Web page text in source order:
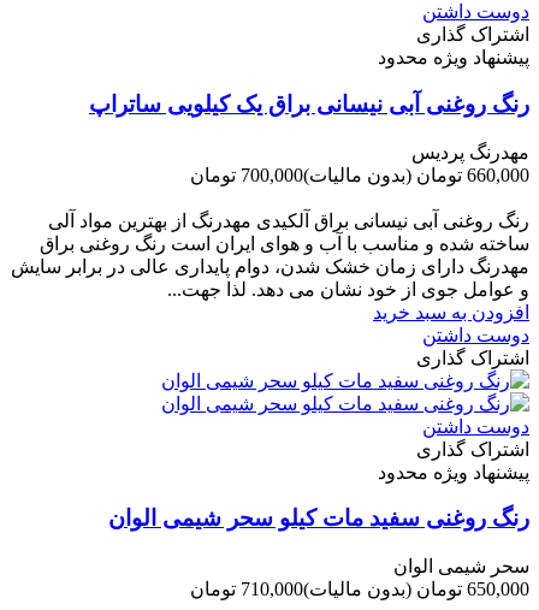
دوست داشتن
اشتراک گذاری
پیشنهاد ویژه محدود
رنگ روغنی آبی نیسانی براق یک کیلویی ساتراپ
مهدرنگ پردیس
660,000 تومان
(بدون مالیات)700,000 تومان
رنگ روغنی آبی نیسانی براق آلکیدی مهدرنگ از بهترین مواد آلی
ساخته شده و مناسب با آب و هوای ایران است رنگ روغنی براق
مهدرنگ دارای زﻣﺎن ﺧﺸﮏ ﺷﺪن، دوام ﭘﺎﯾﺪاری عالی در ﺑﺮاﺑﺮ ﺳﺎﯾﺶ
و ﻋﻮاﻣﻞ ﺟﻮی از ﺧﻮد ﻧﺸﺎن ﻣﯽ دﻫﺪ. ﻟﺬا ﺟﻬﺖ...
افزودن به سبد خرید
دوست داشتن
اشتراک گذاری
دوست داشتن
اشتراک گذاری
پیشنهاد ویژه محدود
رنگ روغنی سفید مات کیلو سحر شیمی الوان
سحر شیمی الوان
650,000 تومان
(بدون مالیات)710,000 تومان